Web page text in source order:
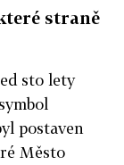
straně
sto lety
postaven
Město